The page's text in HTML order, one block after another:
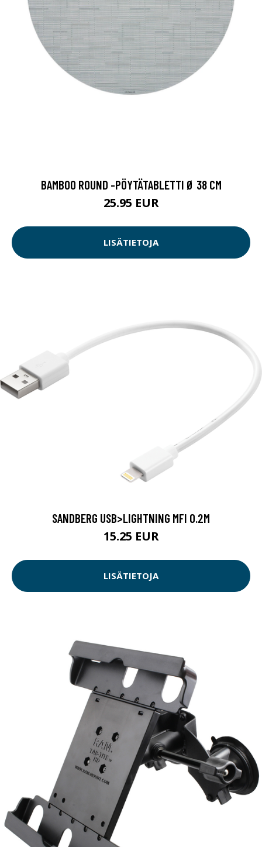
BAMBOO ROUND -PÖYTÄTABLETTI Ø 38 CM
25.95 EUR
LISÄTIETOJA
SANDBERG USB>LIGHTNING MFI 0.2M
15.25 EUR
LISÄTIETOJA